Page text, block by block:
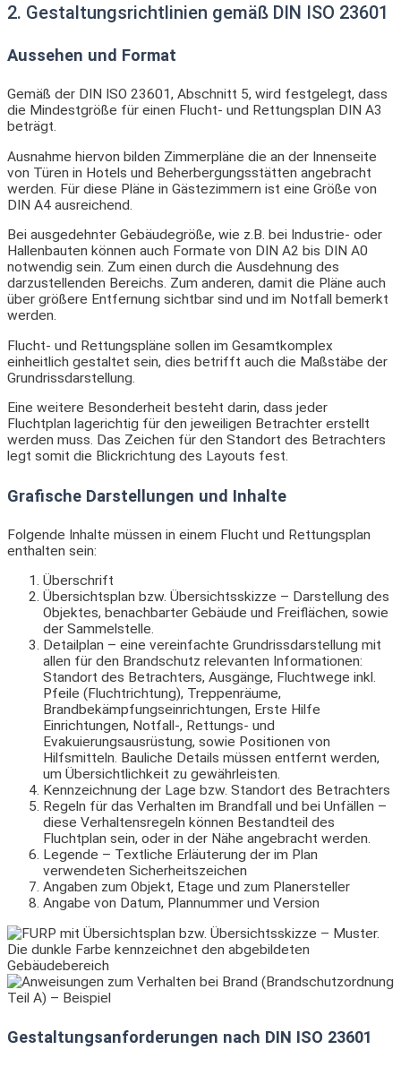
2. Gestaltungsrichtlinien gemäß DIN ISO 23601
Aussehen und Format
Gemäß der DIN ISO 23601, Abschnitt 5, wird festgelegt, dass
die Mindestgröße für einen Flucht- und Rettungsplan DIN A3
beträgt.
Ausnahme hiervon bilden Zimmerpläne die an der Innenseite
von Türen in Hotels und Beherbergungsstätten angebracht
werden. Für diese Pläne in Gästezimmern ist eine Größe von
DIN A4 ausreichend.
Bei ausgedehnter Gebäudegröße, wie z.B. bei Industrie- oder
Hallenbauten können auch Formate von DIN A2 bis DIN A0
notwendig sein. Zum einen durch die Ausdehnung des
darzustellenden Bereichs. Zum anderen, damit die Pläne auch
über größere Entfernung sichtbar sind und im Notfall bemerkt
werden.
Flucht- und Rettungspläne sollen im Gesamtkomplex
einheitlich gestaltet sein, dies betrifft auch die Maßstäbe der
Grundrissdarstellung.
Eine weitere Besonderheit besteht darin, dass jeder
Fluchtplan lagerichtig für den jeweiligen Betrachter erstellt
werden muss. Das Zeichen für den Standort des Betrachters
legt somit die Blickrichtung des Layouts fest.
Grafische Darstellungen und Inhalte
Folgende Inhalte müssen in einem Flucht und Rettungsplan
enthalten sein:
Überschrift
Übersichtsplan bzw. Übersichtsskizze – Darstellung des
Objektes, benachbarter Gebäude und Freiflächen, sowie
der Sammelstelle.
Detailplan – eine vereinfachte Grundrissdarstellung mit
allen für den Brandschutz relevanten Informationen:
Standort des Betrachters, Ausgänge, Fluchtwege inkl.
Pfeile (Fluchtrichtung), Treppenräume,
Brandbekämpfungseinrichtungen, Erste Hilfe
Einrichtungen, Notfall-, Rettungs- und
Evakuierungsausrüstung, sowie Positionen von
Hilfsmitteln. Bauliche Details müssen entfernt werden,
um Übersichtlichkeit zu gewährleisten.
Kennzeichnung der Lage bzw. Standort des Betrachters
Regeln für das Verhalten im Brandfall und bei Unfällen –
diese Verhaltensregeln können Bestandteil des
Fluchtplan sein, oder in der Nähe angebracht werden.
Legende – Textliche Erläuterung der im Plan
verwendeten Sicherheitszeichen
Angaben zum Objekt, Etage und zum Planersteller
Angabe von Datum, Plannummer und Version
Gestaltungsanforderungen nach DIN ISO 23601